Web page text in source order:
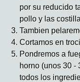
por su reducido
pollo y las
Tambien
Cortamos en
Pondremos a
horno (unos 30 -
todos los